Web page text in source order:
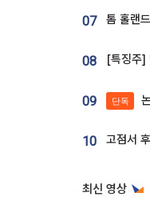
07
08
09 단독 논
10 고점서
최신 영상